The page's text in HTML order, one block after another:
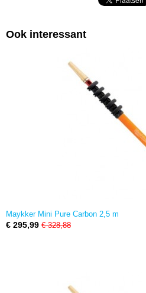
Ook interessant
Maykker Mini Pure Carbon 2,5 m
€ 295,99 € 328,88